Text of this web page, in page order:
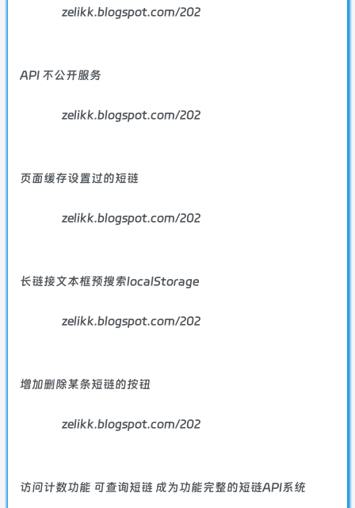
zelikk.blogspot.com/202
API 不公开服务
zelikk.blogspot.com/202
页面缓存设置过的短链
zelikk.blogspot.com/202
长链接文本框预搜索localStorage
zelikk.blogspot.com/202
增加删除某条短链的按钮
zelikk.blogspot.com/202
访问计数功能 可查询短链 成为功能完整的短链API系统